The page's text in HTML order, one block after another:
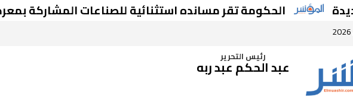
الحكومة تقر مسانده استثنائية للصناعات المشاركة بمعرض
رئيس التحرير
عبد الحكم عبد ربه